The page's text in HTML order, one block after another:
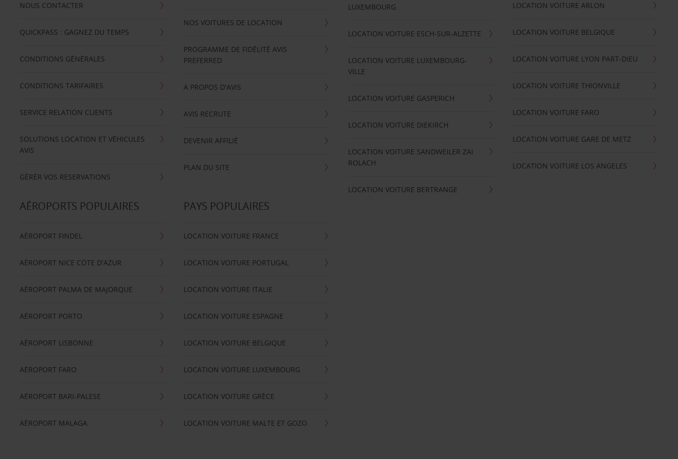
NOUS CONTACTER
QUICKPASS : GAGNEZ DU TEMPS
CONDITIONS GÉNÉRALES
CONDITIONS TARIFAIRES
SERVICE RELATION CLIENTS
SOLUTIONS LOCATION ET VÉHICULES
AVIS
GÉRÉR VOS RESERVATIONS
NOS VOITURES DE LOCATION
PROGRAMME DE FIDÉLITÉ AVIS
PREFERRED
A PROPOS D'AVIS
AVIS RECRUTE
DEVENIR AFFILIÉ
PLAN DU SITE
LUXEMBOURG
LOCATION VOITURE ESCH-SUR-ALZETTE
LOCATION VOITURE LUXEMBOURG-
VILLE
LOCATION VOITURE GASPERICH
LOCATION VOITURE DIEKIRCH
LOCATION VOITURE SANDWEILER ZAI
ROLACH
LOCATION VOITURE BERTRANGE
LOCATION VOITURE ARLON
LOCATION VOITURE BELGIQUE
LOCATION VOITURE LYON PART-DIEU
LOCATION VOITURE THIONVILLE
LOCATION VOITURE FARO
LOCATION VOITURE GARE DE METZ
LOCATION VOITURE LOS ANGELES
AÉROPORTS POPULAIRES
AÉROPORT FINDEL
AÉROPORT NICE CÖTE D'AZUR
AÉROPORT PALMA DE MAJORQUE
AÉROPORT PORTO
AÉROPORT LISBONNE
AÉROPORT FARO
AÉROPORT BARI-PALESE
AÉROPORT MALAGA
PAYS POPULAIRES
LOCATION VOITURE FRANCE
LOCATION VOITURE PORTUGAL
LOCATION VOITURE ITALIE
LOCATION VOITURE ESPAGNE
LOCATION VOITURE BELGIQUE
LOCATION VOITURE LUXEMBOURG
LOCATION VOITURE GRÈCE
LOCATION VOITURE MALTE ET GOZO